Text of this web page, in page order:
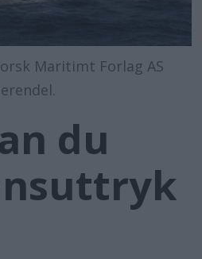
Maritimt Forlag AS
du